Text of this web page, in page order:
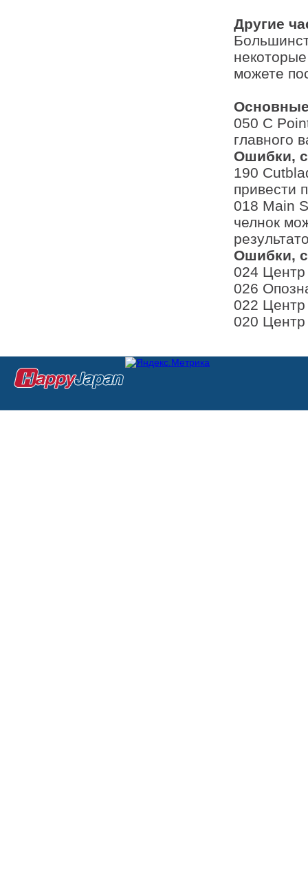
Другие
можете
050 C
главного
Ошибки,
190
привести
018 Main
челнок
Ошибки,
024 Центр
026
022 Центр
020 Центр